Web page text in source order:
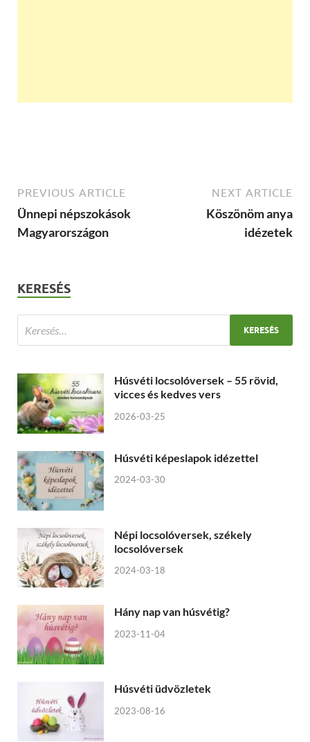
PREVIOUS ARTICLE
Ünnepi népszokások
Magyarországon
NEXT ARTICLE
Köszönöm anya
idézetek
KERESÉS
Húsvéti locsolóversek – 55 rövid,
vicces és kedves vers
2026-03-25
Húsvéti képeslapok idézettel
2024-03-30
Népi locsolóversek, székely
locsolóversek
2024-03-18
Hány nap van húsvétig?
2023-11-04
Húsvéti üdvözletek
2023-08-16